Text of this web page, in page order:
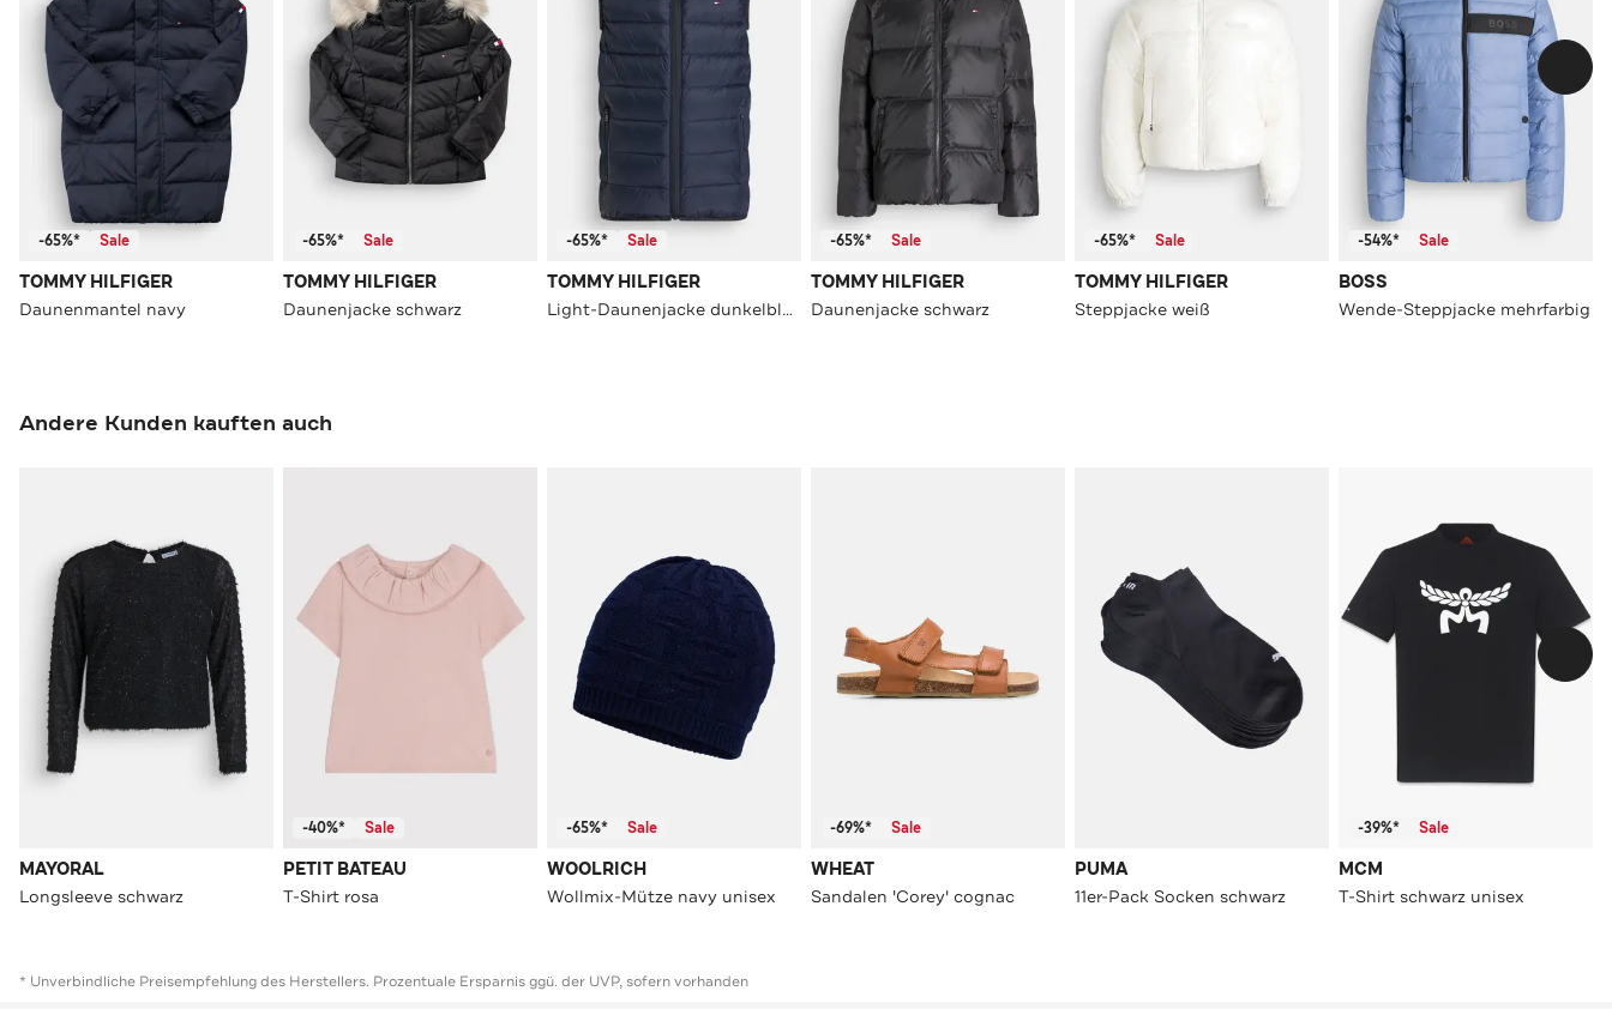
-65%* Sale
TOMMY HILFIGER
Daunenmantel navy
-65%* Sale
TOMMY HILFIGER
Daunenjacke schwarz
-65%* Sale
TOMMY HILFIGER
Light-Daunenjacke dunkelblau
-65%* Sale
TOMMY HILFIGER
Daunenjacke schwarz
-65%* Sale
TOMMY HILFIGER
Steppjacke weiß
-54%* Sale
BOSS
Wende-Steppjacke mehrfarbig
Andere Kunden kauften auch
MAYORAL
Longsleeve schwarz
-40%* Sale
PETIT BATEAU
T-Shirt rosa
-65%* Sale
WOOLRICH
Wollmix-Mütze navy unisex
-69%* Sale
WHEAT
Sandalen 'Corey' cognac
PUMA
11er-Pack Socken schwarz
-39%* Sale
MCM
T-Shirt schwarz unisex
* Unverbindliche Preisempfehlung des Herstellers. Prozentuale Ersparnis ggü. der UVP, sofern vorhanden